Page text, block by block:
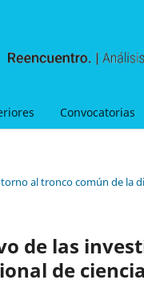
Convocatorias
al tronco común de la
de las
de